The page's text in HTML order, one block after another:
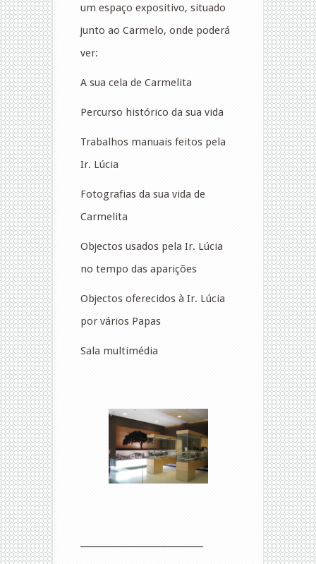
um espaço expositivo, situado
junto ao Carmelo, onde poderá
ver:
A sua cela de Carmelita
Percurso histórico da sua vida
Trabalhos manuais feitos pela
Ir. Lúcia
Fotografias da sua vida de
Carmelita
Objectos usados pela Ir. Lúcia
no tempo das aparições
Objectos oferecidos à Ir. Lúcia
por vários Papas
Sala multimédia